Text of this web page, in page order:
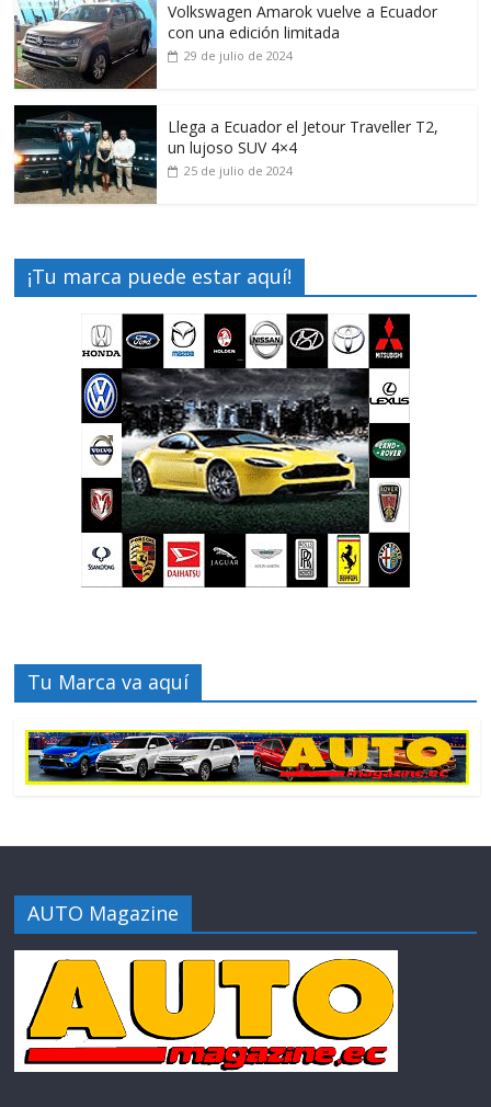
Volkswagen Amarok vuelve a Ecuador
con una edición limitada
29 de julio de 2024
Llega a Ecuador el Jetour Traveller T2,
un lujoso SUV 4×4
25 de julio de 2024
¡Tu marca puede estar aquí!
Tu Marca va aquí
AUTO Magazine